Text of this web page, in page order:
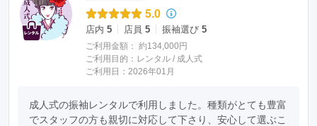
5.0
店内 5 店員 5 振袖選び 5
ご利用金額： 約134,000円
ご利用目的： レンタル / 成人式
ご利用日：2026年01月
成人式の振袖レンタルで利用しました。種類がとても豊富
でスタッフの方も親切に対応して下さり、安心して選ぶこ